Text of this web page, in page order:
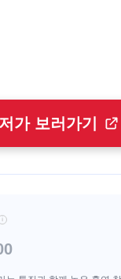
가 보러가기
i